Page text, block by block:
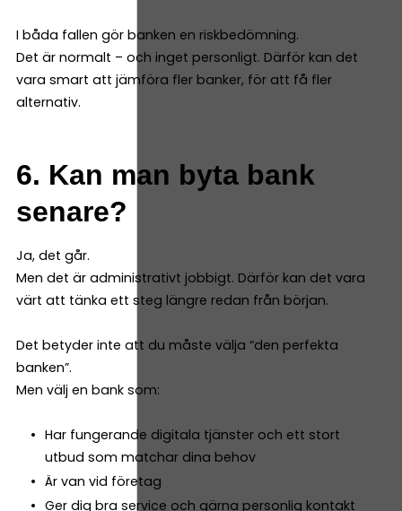
I båda fallen gör banken en riskbedömning.
Det är normalt – och inget personligt. Därför kan det
vara smart att jämföra fler banker, för att få fler
alternativ.
6. Kan man byta bank
senare?
Ja, det går.
Men det är administrativt jobbigt. Därför kan det vara
värt att tänka ett steg längre redan från början.
Det betyder inte att du måste välja “den perfekta
banken”.
Men välj en bank som:
Har fungerande digitala tjänster och ett stort
utbud som matchar dina behov
Är van vid företag
Ger dig bra service och gärna personlig kontakt